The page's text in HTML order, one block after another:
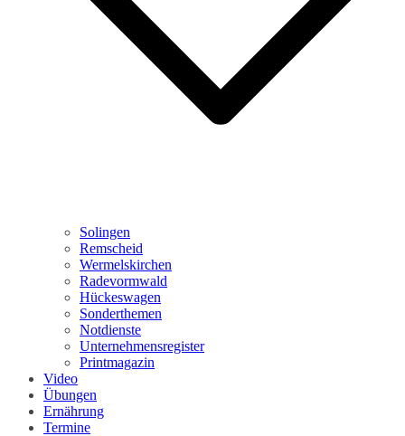
Solingen
Remscheid
Wermelskirchen
Radevormwald
Hückeswagen
Sonderthemen
Notdienste
Unternehmensregister
Printmagazin
Video
Übungen
Ernährung
Termine